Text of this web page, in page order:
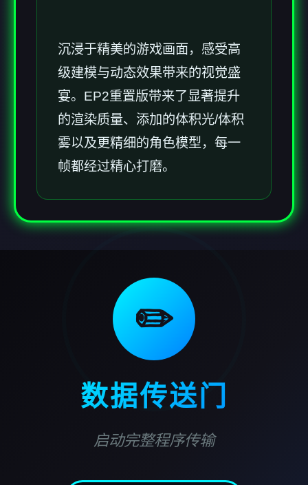
沉浸于精美的游戏画面，感受高
级建模与动态效果带来的视觉盛
宴。EP2重置版带来了显著提升
的渲染质量、添加的体积光/体积
雾以及更精细的角色模型，每一
帧都经过精心打磨。
✏️
数据传送门
启动完整程序传输